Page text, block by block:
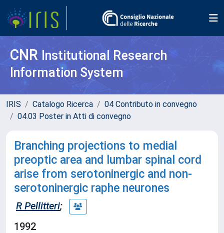
CNR Institutional Research
Information System
IRIS Catalogo Ricerca
04 Contributo in convegno
04.03 Poster in Atti di convegno
Branching projections to medial
preoptic area and lumbar spinal cord
arise from serotoninergic and non-
serotoninergic raphe neurones
R Pellitteri;
1992